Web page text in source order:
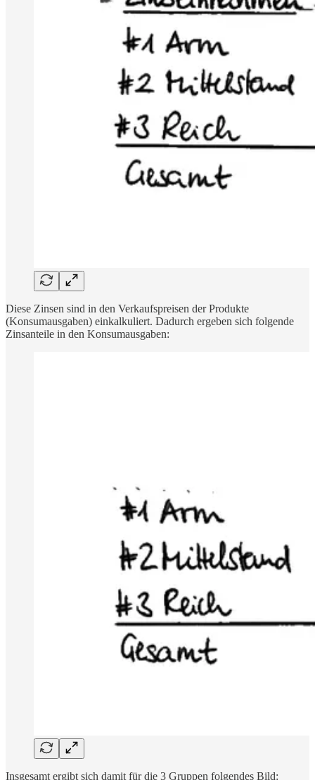
Diese Zinsen sind in den Verkaufspreisen der Produkte
(Konsumausgaben) einkalkuliert. Dadurch ergeben sich folgende
Zinsanteile in den Konsumausgaben:
Insgesamt ergibt sich damit für die 3 Gruppen folgendes Bild: